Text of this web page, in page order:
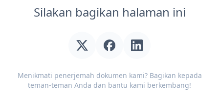
Silakan bagikan halaman ini
Menikmati penerjemah dokumen kami? Bagikan kepada
teman-teman Anda dan bantu kami berkembang!